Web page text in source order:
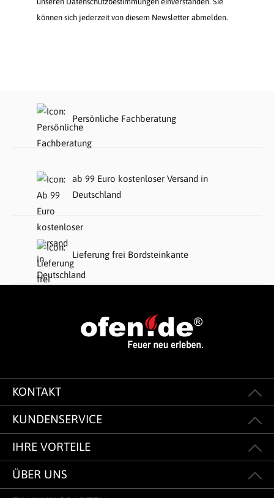
können sich jederzeit von diesem Newsletter abmelden.
Persönliche Fachberatung
ab 99 Euro kostenloser Versand in
Deutschland
Lieferung frei Bordsteinkante
KONTAKT
KUNDENSERVICE
IHRE VORTEILE
ÜBER UNS